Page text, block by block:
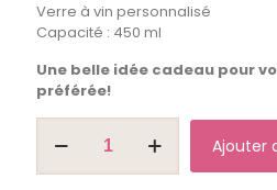
Verre à vin personnalisé
Capacité : 450 ml
Une belle idée cadeau pour
préférée!
"Tu
Ajouter